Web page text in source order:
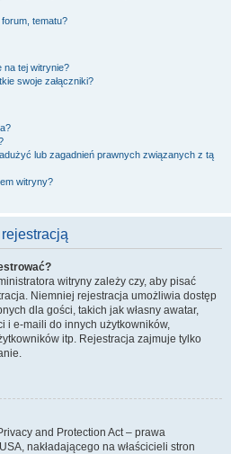
tematu?
na tej witrynie?
swoje załączniki?
lub zagadnień prawnych związanych z tą
witryny?
witryny zależy czy, aby pisać
Niemniej rejestracja umożliwia dostęp
dla gości, takich jak własny awatar,
i e-maili do innych użytkowników,
itp. Rejestracja zajmuje tylko
and Protection Act – prawa
nakładającego na właścicieli stron